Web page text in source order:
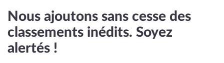
Nous ajoutons sans cesse des
classements inédits. Soyez
alertés !